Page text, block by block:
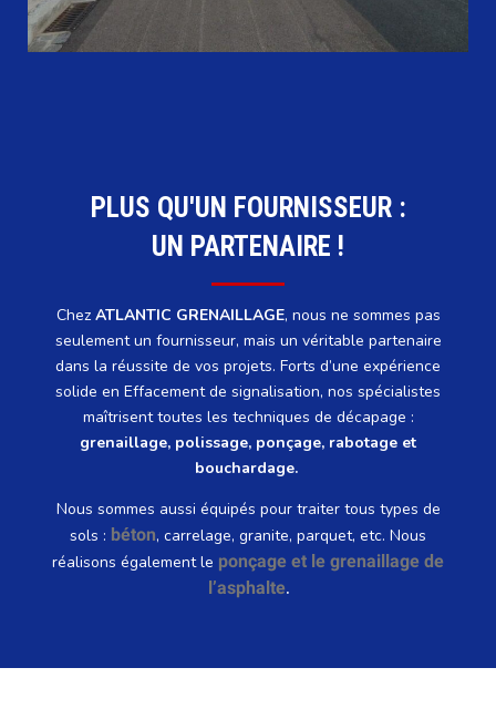
PLUS QU'UN FOURNISSEUR :
UN PARTENAIRE !
Chez ATLANTIC GRENAILLAGE, nous ne sommes pas
seulement un fournisseur, mais un véritable partenaire
dans la réussite de vos projets. Forts d’une expérience
solide en Effacement de signalisation, nos spécialistes
maîtrisent toutes les techniques de décapage :
grenaillage, polissage, ponçage, rabotage et
bouchardage.
Nous sommes aussi équipés pour traiter tous types de
sols : béton, carrelage, granite, parquet, etc. Nous
réalisons également le ponçage et le grenaillage de
l’asphalte.